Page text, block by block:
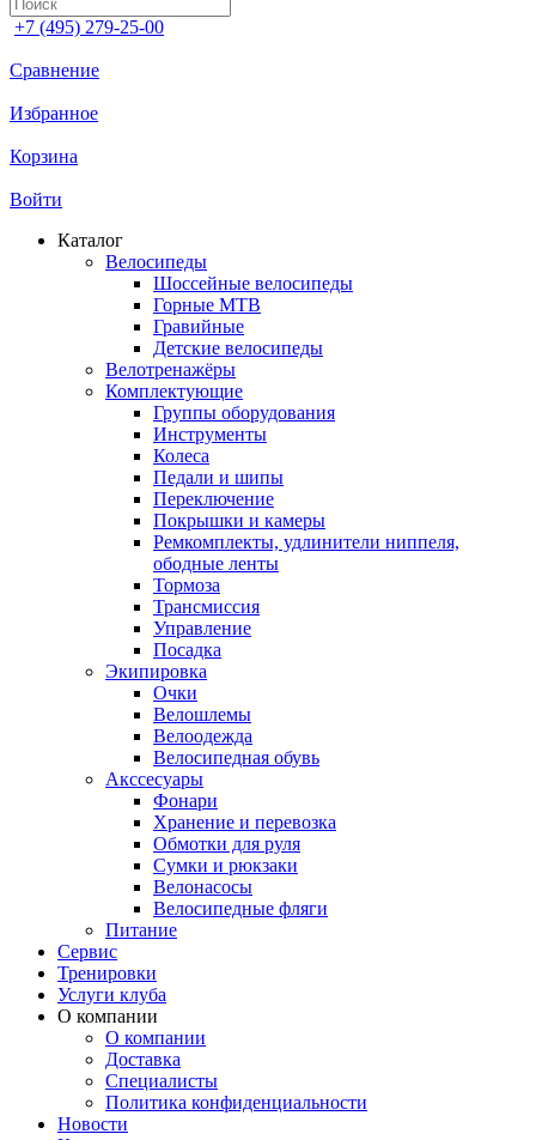
+7 (495) 279-25-00
Сравнение
Избранное
Корзина
Войти
Каталог
Велосипеды
Шоссейные велосипеды
Горные МTB
Гравийные
Детские велосипеды
Велотренажёры
Комплектующие
Группы оборудования
Инструменты
Колеса
Педали и шипы
Переключение
Покрышки и камеры
Ремкомплекты, удлинители ниппеля,
ободные ленты
Тормоза
Трансмиссия
Управление
Посадка
Экипировка
Очки
Велошлемы
Велоодежда
Велосипедная обувь
Акссесуары
Фонари
Хранение и перевозка
Обмотки для руля
Сумки и рюкзаки
Велонасосы
Велосипедные фляги
Питание
Сервис
Тренировки
Услуги клуба
О компании
О компании
Доставка
Специалисты
Политика конфиденциальности
Новости